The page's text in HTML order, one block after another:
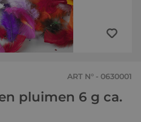
ART N° - 0630001
pluimen 6 g ca.